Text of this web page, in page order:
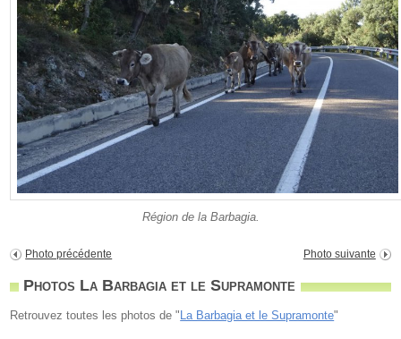
Région de la Barbagia.
Photo précédente Photo suivante
Photos La Barbagia et le Supramonte
Retrouvez toutes les photos de " La Barbagia et le Supramonte"